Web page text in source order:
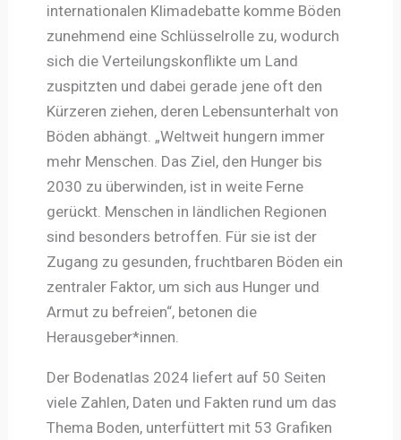
internationalen Klimadebatte komme Böden
zunehmend eine Schlüsselrolle zu, wodurch
sich die Verteilungskonflikte um Land
zuspitzten und dabei gerade jene oft den
Kürzeren ziehen, deren Lebensunterhalt von
Böden abhängt. „Weltweit hungern immer
mehr Menschen. Das Ziel, den Hunger bis
2030 zu überwinden, ist in weite Ferne
gerückt. Menschen in ländlichen Regionen
sind besonders betroffen. Für sie ist der
Zugang zu gesunden, fruchtbaren Böden ein
zentraler Faktor, um sich aus Hunger und
Armut zu befreien“, betonen die
Herausgeber*innen.
Der Bodenatlas 2024 liefert auf 50 Seiten
viele Zahlen, Daten und Fakten rund um das
Thema Boden, unterfüttert mit 53 Grafiken